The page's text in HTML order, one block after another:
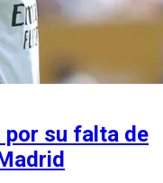
su falta de